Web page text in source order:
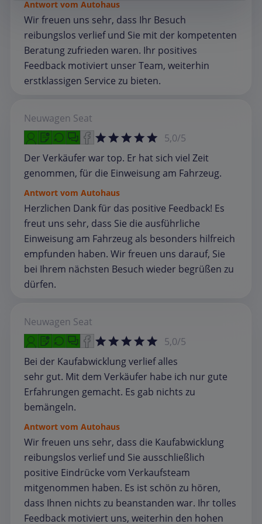
Antwort vom Autohaus
Wir freuen uns sehr, dass Ihr Besuch
reibungslos verlief und Sie mit der kompetenten
Beratung zufrieden waren. Ihr positives
Feedback motiviert unser Team, weiterhin
erstklassigen Service zu bieten.
Neuwagen Seat
5,0/5
Der Verkäufer war top. Er hat sich viel Zeit
genommen, für die Einweisung am Fahrzeug.
Antwort vom Autohaus
Herzlichen Dank für das positive Feedback! Es
freut uns sehr, dass Sie die ausführliche
Einweisung am Fahrzeug als besonders hilfreich
empfunden haben. Wir freuen uns darauf, Sie
bei Ihrem nächsten Besuch wieder begrüßen zu
dürfen.
Neuwagen Seat
5,0/5
Bei der Kaufabwicklung verlief alles
sehr gut. Mit dem Verkäufer habe ich nur gute
Erfahrungen gemacht. Es gab nichts zu
bemängeln.
Antwort vom Autohaus
Wir freuen uns sehr, dass die Kaufabwicklung
reibungslos verlief und Sie ausschließlich
positive Eindrücke vom Verkaufsteam
mitgenommen haben. Es ist schön zu hören,
dass Ihnen nichts zu beanstanden war. Ihr tolles
Feedback motiviert uns, weiterhin den hohen